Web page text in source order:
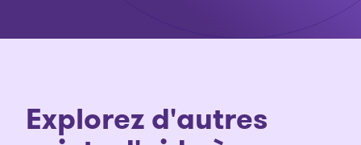
Explorez d'autres